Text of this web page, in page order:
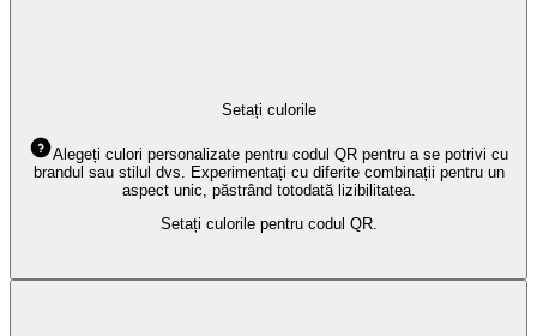
Setați culorile
Alegeți culori personalizate pentru codul QR pentru a se potrivi cu
brandul sau stilul dvs. Experimentați cu diferite combinații pentru un
aspect unic, păstrând totodată lizibilitatea.
Setați culorile pentru codul QR.